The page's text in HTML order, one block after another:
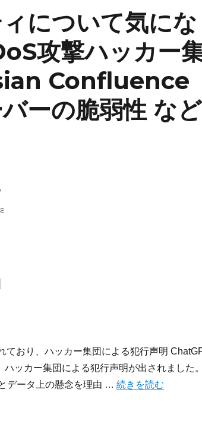
について気にな
攻撃ハッカー
Confluence
ーの脆弱性 など
ており、ハッカー集団による犯行声明
ッカー集団による犯行声明が出されました。
データ上の懸念を理由 … “今宵のサイバーセ
続きを読む